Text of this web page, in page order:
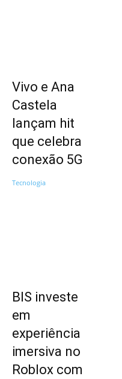
Vivo e Ana
Castela
lançam hit
que celebra
conexão 5G
Tecnologia
BIS investe
em
experiência
imersiva no
Roblox com